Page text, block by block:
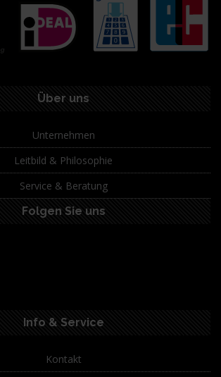
Über uns
Unternehmen
Leitbild & Philosophie
Service & Beratung
Folgen Sie uns
Info & Service
Kontakt